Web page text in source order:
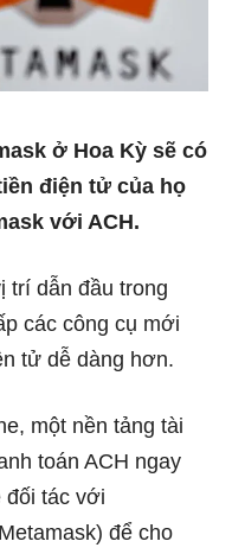
ở Hoa Kỳ sẽ có
điện tử của họ
với ACH.
trí dẫn đầu trong
các công cụ mới
tử dễ dàng hơn.
một nền tảng tài
toán ACH ngay
đối tác với
để cho